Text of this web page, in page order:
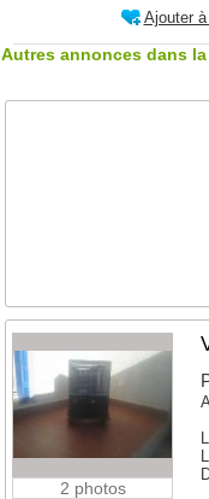
Ajouter
Autres annonces dans
2 photos